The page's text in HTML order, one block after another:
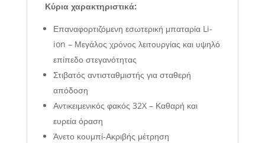
Κύρια χαρακτηριστικά:
Επαναφορτιζόμενη εσωτερική μπαταρία Li-
ion – Μεγάλος χρόνος λειτουργίας και υψηλό
επίπεδο στεγανότητας
Στιβατός αντισταθμιστής για σταθερή
απόδοση
Αντικειμενικός φακός 32X – Καθαρή και
ευρεία όραση
Άνετο κουμπί-Ακριβής μέτρηση